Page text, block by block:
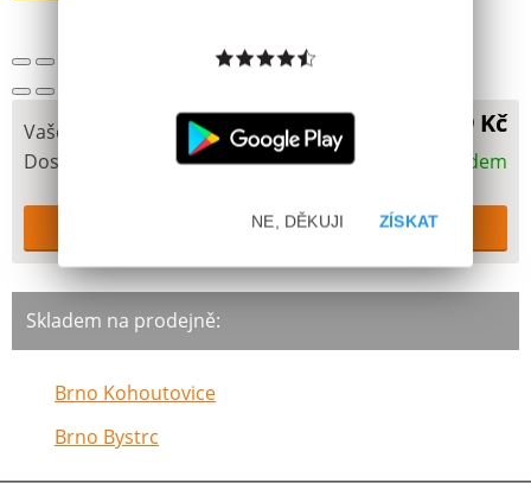
Vaše cena 29 Kč
Dostupnost Skladem
Skladem na prodejně:
Brno Kohoutovice
Brno Bystrc
ZÍSKAT
NE, DĚKUJI